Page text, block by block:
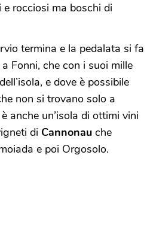
rocciosi ma boschi di
termina e la pedalata si fa
Fonni, che con i suoi mille
e dove è possibile
non si trovano solo a
anche un’isola di ottimi vini
di Cannonau che
e poi Orgosolo.